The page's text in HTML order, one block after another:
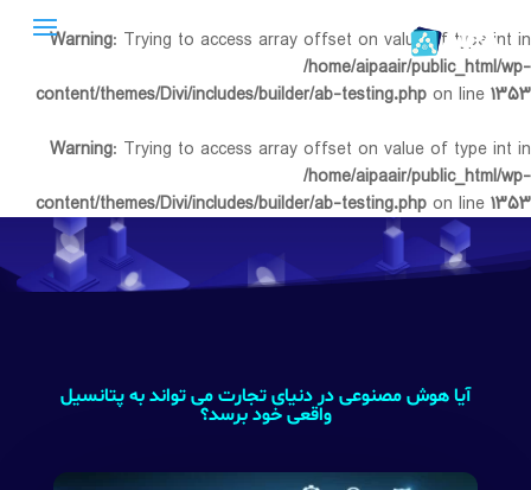
Warning: Trying to access array offset on value of type int in
/home/aipaair/public_html/wp-
content/themes/Divi/includes/builder/ab-testing.php on line ۱۳۵۳
Warning: Trying to access array offset on value of type int in
/home/aipaair/public_html/wp-
content/themes/Divi/includes/builder/ab-testing.php on line ۱۳۵۳
آیا هوش مصنوعی در دنیای تجارت می تواند به پتانسیل
واقعی خود برسد؟